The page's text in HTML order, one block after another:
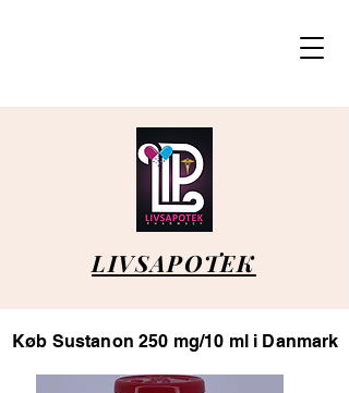
LIVSAPOTEK
Køb Sustanon 250 mg/10 ml i Danmark